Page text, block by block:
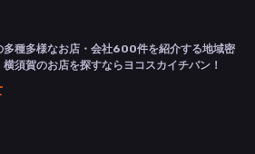
多種多様なお店・会社600件を紹介する地域密
須賀のお店を探すならヨコスカイチバン！